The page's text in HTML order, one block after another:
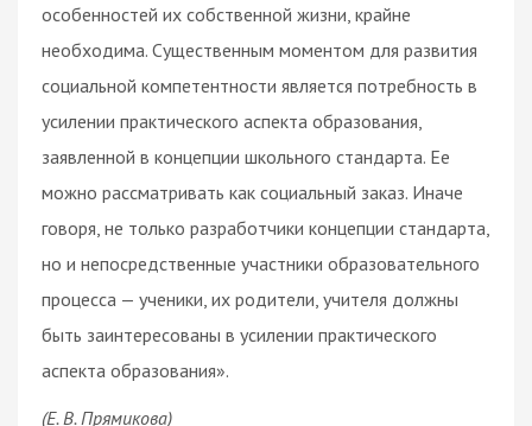
особенностей их собственной жизни, крайне
необходима. Существенным моментом для развития
социальной компетентности является потребность в
усилении практического аспекта образования,
заявленной в концепции школьного стандарта. Ее
можно рассматривать как социальный заказ. Иначе
говоря, не только разработчики концепции стандарта,
но и непосредственные участники образовательного
процесса — ученики, их родители, учителя должны
быть заинтересованы в усилении практического
аспекта образования».
(Е. В. Прямикова)